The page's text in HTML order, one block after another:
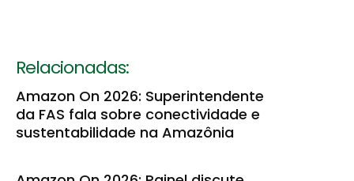
Relacionadas:
Amazon On 2026: Superintendente
da FAS fala sobre conectividade e
sustentabilidade na Amazônia